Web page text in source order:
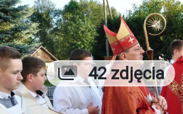
Liczba zdjęć
42 zdjęcia